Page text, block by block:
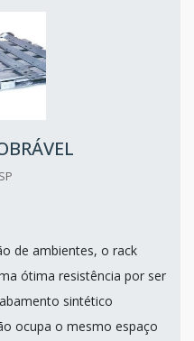
de ambientes, o rack
ótima resistência por ser
sintético
ocupa o mesmo espaço